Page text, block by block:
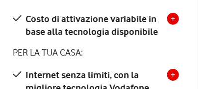
Costo di attivazione variabile in
base alla tecnologia disponibile
PER LA TUA CASA:
Internet senza limiti, con la